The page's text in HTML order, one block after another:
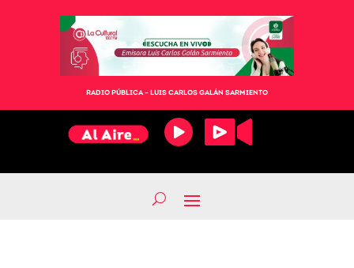
RADIO PÚBLICA – LUIS CARLOS GALÁN SARMIENTO